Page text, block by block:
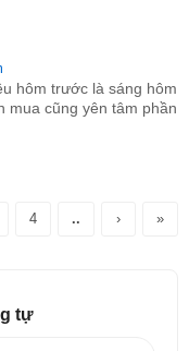
KAW K580
hôm trước là sáng hôm
mua cũng yên tâm phần
4 .. › »
tự